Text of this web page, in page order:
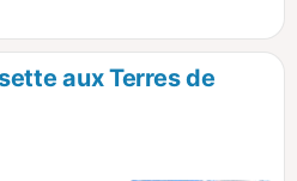
aux Terres de